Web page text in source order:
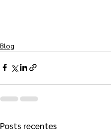
Blog
Posts recentes